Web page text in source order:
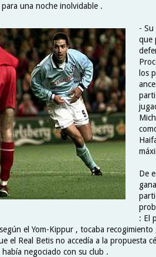
una noche inolvidable .
- Su
que
los
De
: El
el Yom-Kippur , tocaba
el Real Betis no accedía a la propuesta
había negociado con su club .